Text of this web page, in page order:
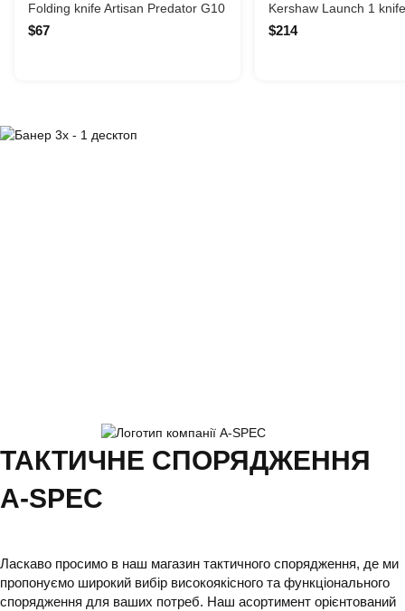
Folding knife Artisan Predator G10
$67
Kershaw Launch 1 knife
$214
ТАКТИЧНЕ СПОРЯДЖЕННЯ
A-SPEC
Ласкаво просимо в наш магазин тактичного спорядження, де ми
пропонуємо широкий вибір високоякісного та функціонального
спорядження для ваших потреб. Наш асортимент орієнтований